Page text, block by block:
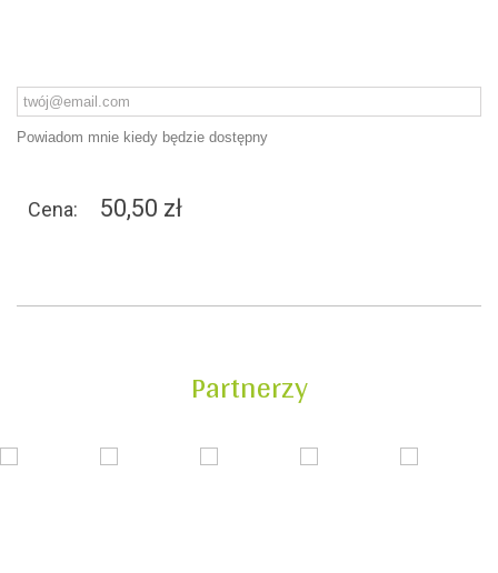
Powiadom mnie kiedy będzie dostępny
Cena: 50,50 zł
Partnerzy